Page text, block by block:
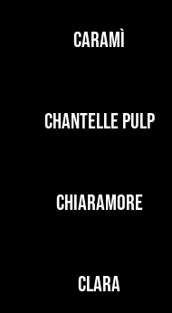
CARAMÌ
CHANTELLE PULP
CHIARAMORE
CLARA